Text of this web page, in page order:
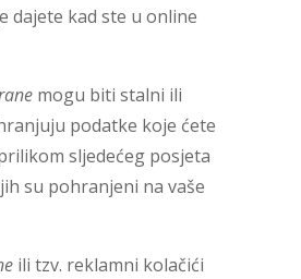
dajete kad ste u online
mogu biti stalni ili
podatke koje ćete
sljedećeg posjeta
su pohranjeni na vaše
ili tzv. reklamni kolačići